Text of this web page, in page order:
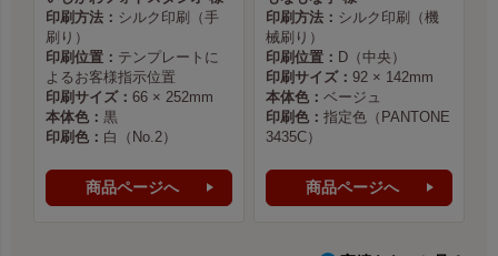
印刷方法： シルク印刷（手
刷り）
印刷位置： テンプレートに
よるお客様指示位置
印刷サイズ： 66 × 252mm
本体色： 黒
印刷色： 白（No.2）
商品ページへ
印刷方法： シルク印刷（機
械刷り）
印刷位置： D（中央）
印刷サイズ： 92 × 142mm
本体色： ベージュ
印刷色： 指定色（PANTONE
3435C）
商品ページへ